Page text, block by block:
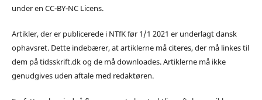
under en CC-BY-NC Licens.
Artikler, der er publicerede i NTfK før 1/1 2021 er underlagt dansk
ophavsret. Dette indebærer, at artiklerne må citeres, der må linkes til
dem på tidsskrift.dk og de må downloades. Artiklerne må ikke
genudgives uden aftale med redaktøren.